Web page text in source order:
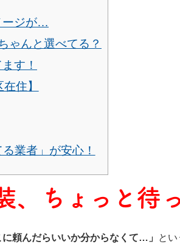
ージが…
ゃんと選べてる？
す！
在住】
業者」が安心！
、ちょっと待
頼んだらいいか分からなくて…」 と